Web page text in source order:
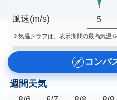
風速(m/s) 5
※気温グラフは、表示期間の最高気温
コンパ
週間天気